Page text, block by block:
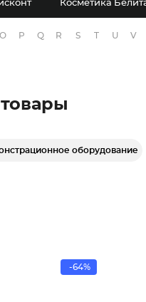
Косметика
O P Q R S T U V
оборудование
-64%